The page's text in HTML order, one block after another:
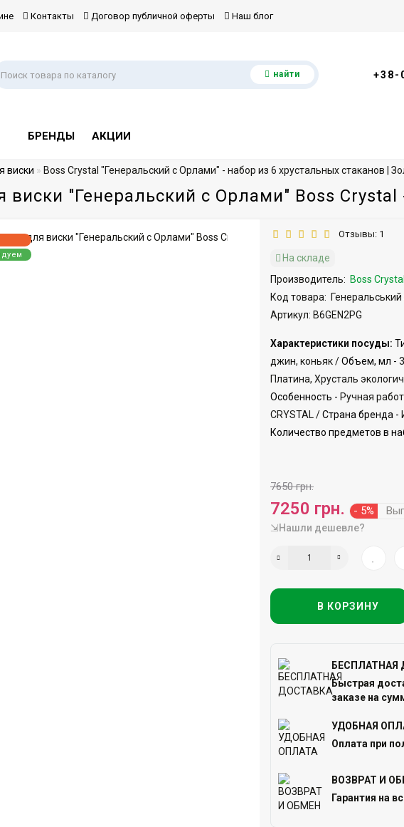
Контакты Договор публичной оферты Наш блог
найти +38-
БРЕНДЫ АКЦИИ
виски Boss Crystal "Генеральский с Орлами" - набор из 6 хрустальных стаканов |
виски "Генеральский с Орлами" Boss Crystal
Отзывы: 1
На складе
Производитель: Boss Crystal
Код товара:
Артикул: B6GEN2PG
Характеристики посуды:
джин, коньяк /Объем, мл -
Платина, Хрусталь
Особенность - Ручная
CRYSTAL /Страна бренда -
Количество предметов в
7650 грн.
7250 грн. - 5%
⇲Нашли дешевле?
В КОРЗИНУ
БЕСПЛАТНАЯ
Быстрая
заказе на
УДОБНАЯ
Оплата при
ВОЗВРАТ И
Гарантия на